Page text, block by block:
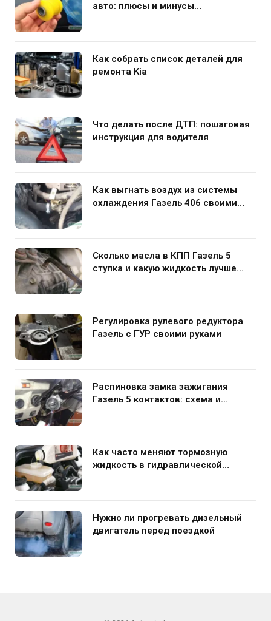
авто: плюсы и минусы
Как собрать список деталей для
ремонта Kia
Что делать после ДТП: пошаговая
инструкция для водителя
Как выгнать воздух из системы
охлаждения Газель 406 своими
Сколько масла в КПП Газель 5
ступка и какую жидкость лучше
Регулировка рулевого редуктора
Газель с ГУР своими руками
Распиновка замка зажигания
Газель 5 контактов: схема и
Как часто меняют тормозную
жидкость в гидравлической
Нужно ли прогревать дизельный
двигатель перед поездкой